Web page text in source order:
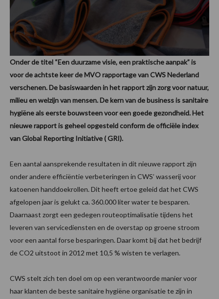
Onder de titel “Een duurzame visie, een praktische aanpak” is
voor de achtste keer de MVO rapportage van CWS Nederland
verschenen. De basiswaarden in het rapport zijn zorg voor natuur,
milieu en welzijn van mensen. De kern van de business is sanitaire
hygiëne als eerste bouwsteen voor een goede gezondheid. Het
nieuwe rapport is geheel opgesteld conform de officiële index
van Global Reporting Initiative ( GRI).
Een aantal aansprekende resultaten in dit nieuwe rapport zijn
onder andere efficiëntie verbeteringen in CWS’ wasserij voor
katoenen handdoekrollen. Dit heeft ertoe geleid dat het CWS
afgelopen jaar is gelukt ca. 360.000 liter water te besparen.
Daarnaast zorgt een gedegen routeoptimalisatie tijdens het
leveren van servicediensten en de overstap op groene stroom
voor een aantal forse besparingen. Daar komt bij dat het bedrijf
de CO2 uitstoot in 2012 met 10,5 % wisten te verlagen.
CWS stelt zich ten doel om op een verantwoorde manier voor
haar klanten de beste sanitaire hygiëne organisatie te zijn in